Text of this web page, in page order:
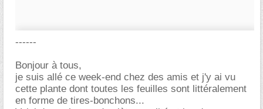
------
Bonjour à tous,
je suis allé ce week-end chez des amis et j'y ai vu
cette plante dont toutes les feuilles sont littéralement
en forme de tires-bonchons...